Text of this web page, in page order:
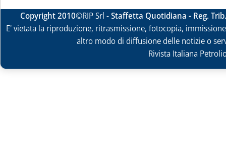
Copyright 2010©RIP Srl -Staffetta Quotidiana - Reg.
E' vietata la riproduzione, ritrasmissione, fotocopia,
altro modo di diffusione delle notizie o
Rivista Italiana